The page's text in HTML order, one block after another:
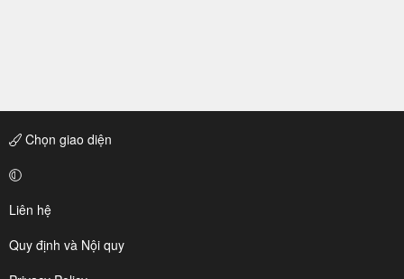
Chọn giao diện
Liên hệ
Quy định và Nội quy